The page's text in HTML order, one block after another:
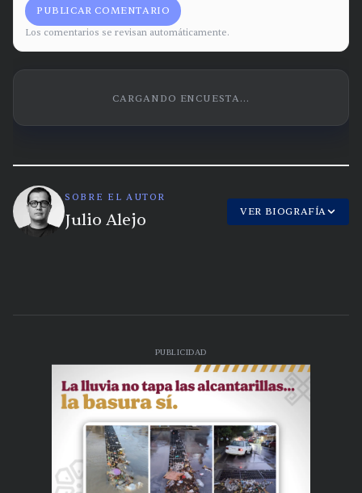
PUBLICAR COMENTARIO
Los comentarios se revisan automáticamente.
CARGANDO ENCUESTA...
SOBRE EL AUTOR
Julio Alejo VER BIOGRAFÍA
PUBLICIDAD